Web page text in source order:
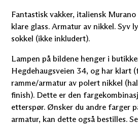
Fantastisk vakker, italiensk
klare glass. Armatur av nikkel. Syv
sokkel (ikke inkludert).
Lampen på bildene henger i
Hegdehaugsveien 34, og har klart
ramme/armatur av polert nikkel
finish). Dette er den
etterspør. Ønsker du andre farger
armatur, kan dette også bestilles.